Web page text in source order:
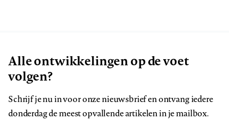
Alle ontwikkelingen op de voet
volgen?
Schrijf je nu in voor onze nieuwsbrief en ontvang iedere
donderdag de meest opvallende artikelen in je mailbox.